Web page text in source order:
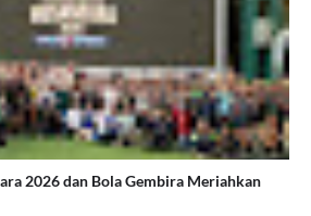
2026 dan Bola Gembira Meriahkan